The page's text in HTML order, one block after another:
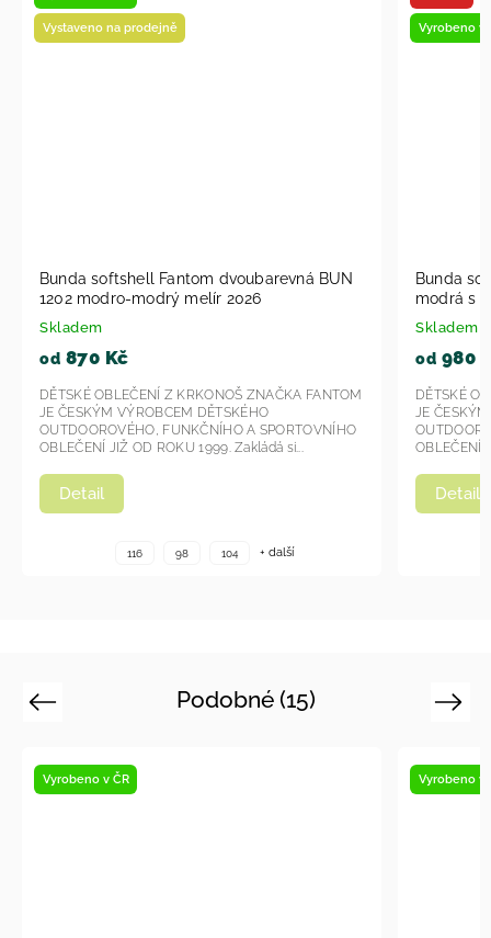
Vystaveno na prodejně
Bunda softshell Fantom dvoubarevná BUN
1202 modro-modrý melír 2026
Skladem
od 870 Kč
Detail
DĚTSKÉ OBLEČENÍ Z KRKONOŠ ZNAČKA FANTOM
JE ČESKÝM VÝROBCEM DĚTSKÉHO
OUTDOOROVÉHO, FUNKČNÍHO A SPORTOVNÍHO
OBLEČENÍ JIŽ OD ROKU 1999. Zakládá si...
116 98 104 + další
Vyrobeno v
Bunda
modrá s
Skladem
od 980
Detail
DĚTSKÉ
JE
OBLEČENÍ
Podobné (15)
Previous
Vyrobeno v ČR Vyrobeno v
Next